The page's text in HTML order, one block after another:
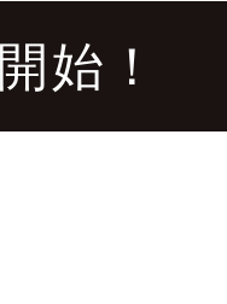
始！